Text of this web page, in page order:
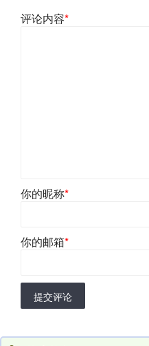
评论内容*
你的昵称*
你的邮箱*
提交评论